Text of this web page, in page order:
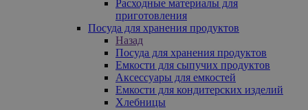
Расходные материалы для
приготовления
Посуда для хранения продуктов
Назад
Посуда для хранения продуктов
Емкости для сыпучих продуктов
Аксессуары для емкостей
Емкости для кондитерских изделий
Хлебницы